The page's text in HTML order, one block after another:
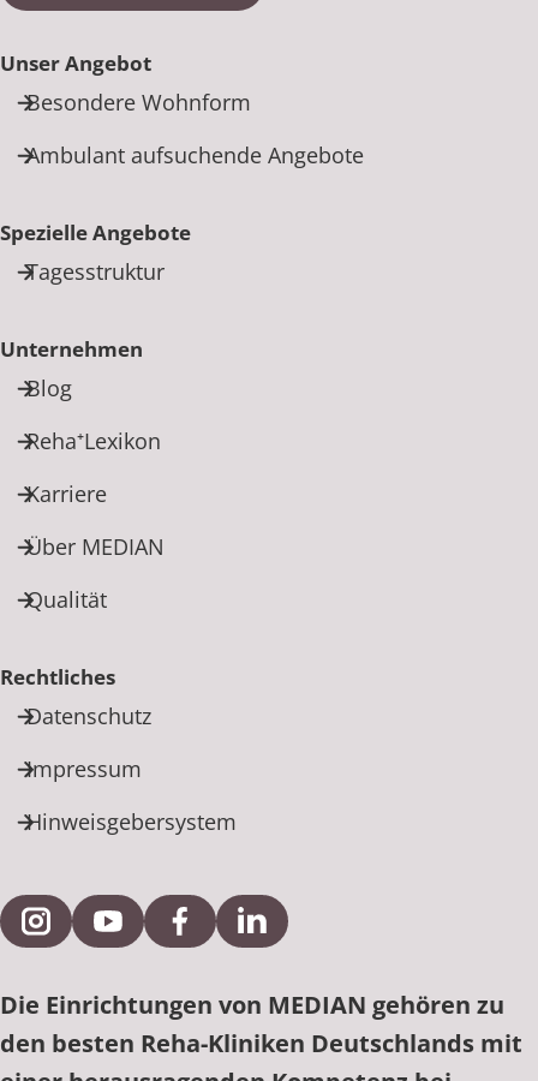
Unser Angebot
Besondere Wohnform
Ambulant aufsuchende Angebote
Spezielle Angebote
Tagesstruktur
Unternehmen
Blog
Reha⁺Lexikon
Karriere
Über MEDIAN
Qualität
Rechtliches
Datenschutz
Impressum
Hinweisgebersystem
Externe Verlinkung zu Instagram
Externe Verlinkung zu YouTube
Externe Verlinkung zu Facebook
Externe Verlinkung zu
Die Einrichtungen von MEDIAN gehören zu
den besten Reha-Kliniken Deutschlands mit